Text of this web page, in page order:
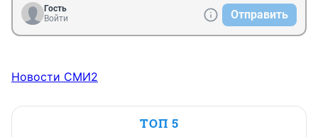
Гость
Войти
Отправить
Новости СМИ2
ТОП 5